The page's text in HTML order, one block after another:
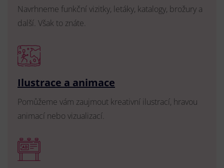
Navrhneme funkční vizitky, letáky, katalogy, brožury a
další. Však to znáte.
Ilustrace a animace
Pomůžeme vám zaujmout kreativní ilustrací, hravou
animací nebo vizualizací.